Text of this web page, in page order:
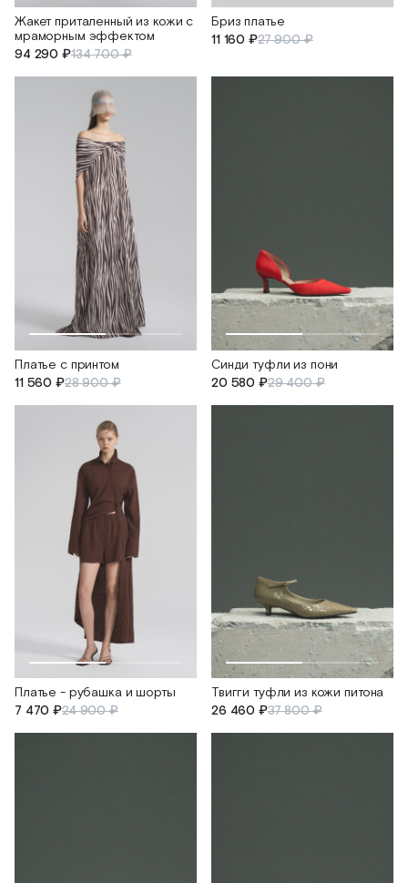
Жакет приталенный из кожи с
мраморным эффектом
94 290 ₽134 700 ₽
Бриз платье
11 160 ₽27 900 ₽
Платье с принтом
11 560 ₽28 900 ₽
Синди туфли из пони
20 580 ₽29 400 ₽
Платье - рубашка и шорты
7 470 ₽24 900 ₽
Твигги туфли из кожи питона
26 460 ₽37 800 ₽